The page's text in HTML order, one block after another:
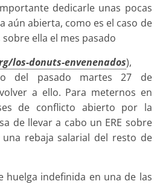
dedicarle unas pocas
aún abierta, como es el caso de
ella el mes pasado
los-donuts-envenenados),
del pasado martes 27 de
a ello. Para meternos en
de conflicto abierto por la
de llevar a cabo un ERE sobre
rebaja salarial del resto de
huelga indefinida en una de las